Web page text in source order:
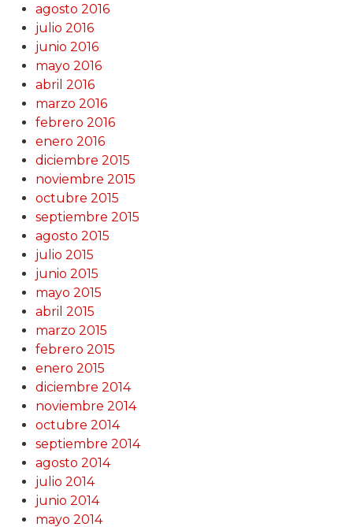
agosto 2016
julio 2016
junio 2016
mayo 2016
abril 2016
marzo 2016
febrero 2016
enero 2016
diciembre 2015
noviembre 2015
octubre 2015
septiembre 2015
agosto 2015
julio 2015
junio 2015
mayo 2015
abril 2015
marzo 2015
febrero 2015
enero 2015
diciembre 2014
noviembre 2014
octubre 2014
septiembre 2014
agosto 2014
julio 2014
junio 2014
mayo 2014